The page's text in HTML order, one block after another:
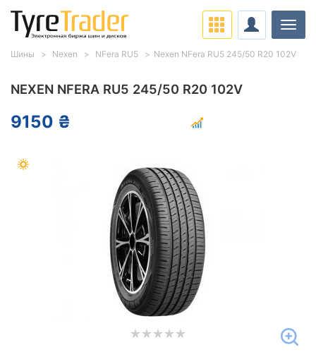
NEXEN NFERA RU5 245/50 R20 102V
9150 ₴
Шины Nexen NFera RU5 Nexen NFera RU5 245/50 R20 102V